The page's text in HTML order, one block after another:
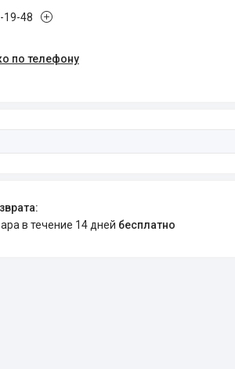
19-48
по телефону
в течение 14 дней бесплатно